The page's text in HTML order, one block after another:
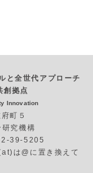
と全世代アプローチ
拠点
Innovation
町５
究機構
39-5205
は@に置き換えて